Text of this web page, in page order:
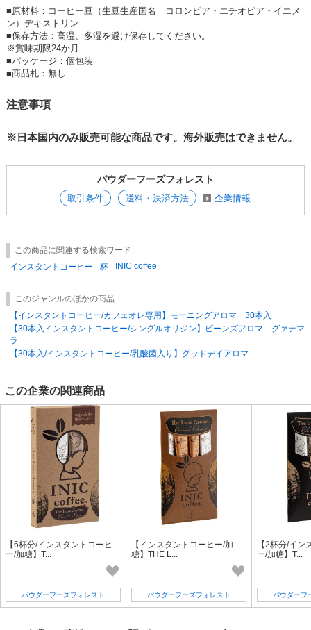
■原材料：コーヒー豆（生豆生産国名 コロンビア・エチオピア・イエメ
ン）デキストリン
■保存方法：高温、多湿を避け保存してください。
※賞味期限24か月
■パッケージ：個包装
■商品札：無し
注意事項
※日本国内のみ販売可能な商品です。海外販売はできません。
パウダーフーズフォレスト
取引条件 送料・決済方法 企業情報
この商品に関連する検索ワード
インスタントコーヒー
杯 INIC coffee
このジャンルのほかの商品
【インスタントコーヒー/カフェオレ専用】モーニングアロマ 30本入
【30本入インスタントコーヒー/シングルオリジン】ビーンズアロマ グァテマ
ラ
【30本入/インスタントコーヒー/乳酸菌入り】グッドデイアロマ
この企業の関連商品
【6杯分/インスタントコーヒ
ー/加糖】T...
パウダーフーズフォレスト
【インスタントコーヒー/加
糖】THE L...
パウダーフーズフォレスト
【2杯分/イン
ー/加糖】T...
パウダーフ